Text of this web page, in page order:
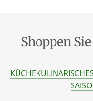
Shoppen
KÜCHEKULINARISCHES